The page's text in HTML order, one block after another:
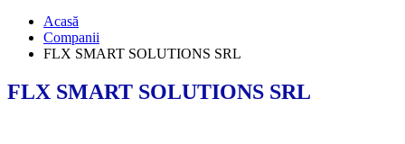
Acasă
Companii
FLX SMART SOLUTIONS SRL
FLX SMART SOLUTIONS SRL